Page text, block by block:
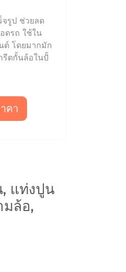
รูป ช่วยลด
ดรถ ใช้ใน
ต์ โดยมากมัก
รีตกั้นล้อในปั้
คา
แท่งปูน
ล้อ,